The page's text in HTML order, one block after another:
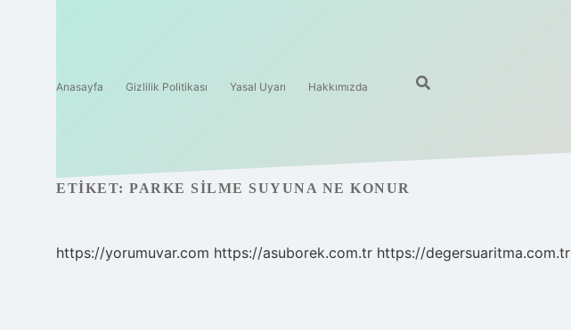
Anasayfa Gizlilik Politikası Yasal Uyarı Hakkımızda
ETIKET: PARKE SILME SUYUNA NE KONUR
https://yorumuvar.com https://asuborek.com.tr https://degersuaritma.com.tr